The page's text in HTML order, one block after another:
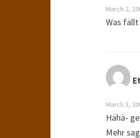
March 2,
Was
March 3,
Hähä-
Mehr